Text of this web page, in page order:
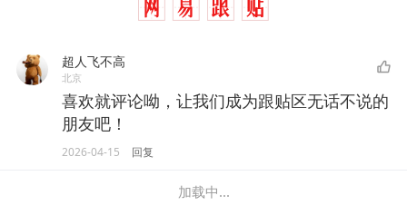
超人飞不高
北京
喜欢就评论呦，让我们成为跟贴区无话不说的
朋友吧！
2026-04-15 回复
加载中...